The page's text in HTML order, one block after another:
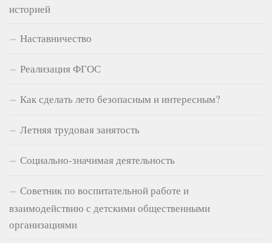
историей
Наставничество
Реализация ФГОС
Как сделать лето безопасным и интересным?
Летняя трудовая занятость
Социально-значимая деятельность
Советник по воспитательной работе и
взаимодействию с детскими общественными
организациями